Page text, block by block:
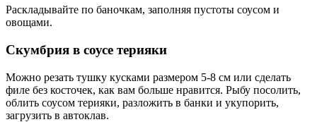
Раскладывайте по баночкам, заполняя пустоты соусом и
овощами.
Скумбрия в соусе терияки
Можно резать тушку кусками размером 5-8 см или сделать
филе без косточек, как вам больше нравится. Рыбу посолить,
облить соусом терияки, разложить в банки и укупорить,
загрузить в автоклав.